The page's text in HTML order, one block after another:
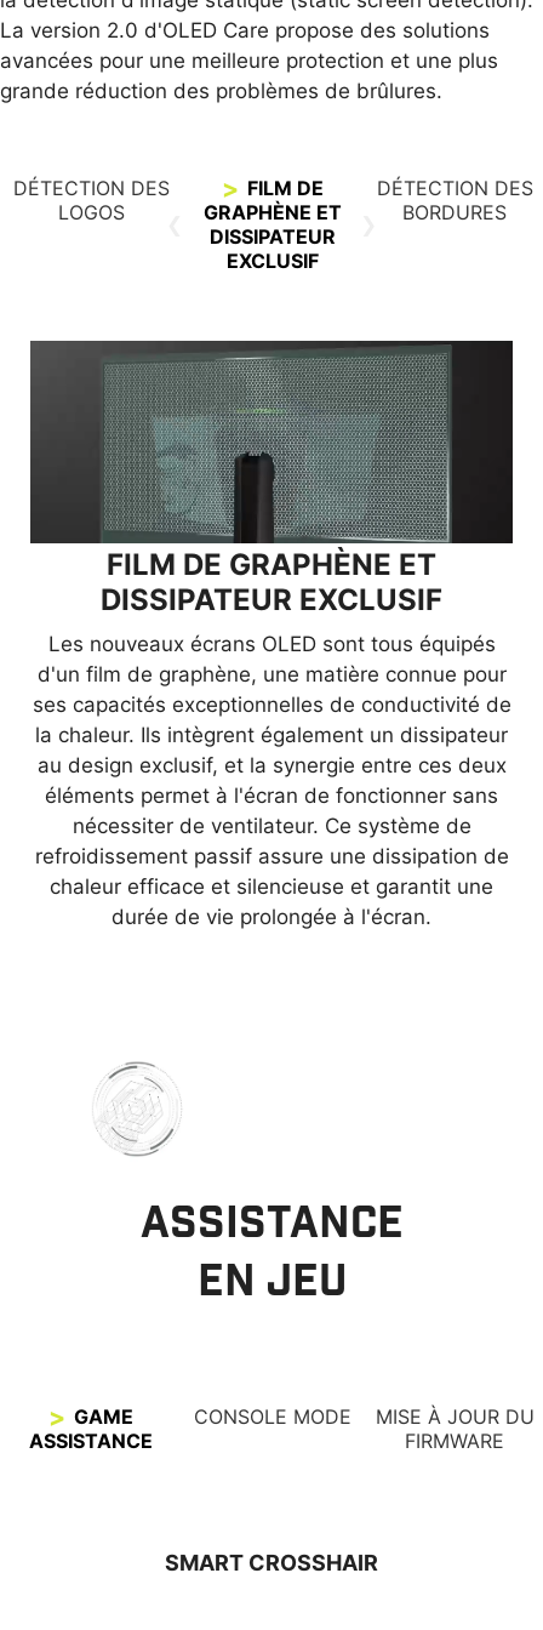
La version 2.0 d'OLED Care propose des solutions
avancées pour une meilleure protection et une plus
grande réduction des problèmes de brûlures.
DÉTECTION DES
LOGOS
FILM DE
GRAPHÈNE ET
DISSIPATEUR
EXCLUSIF
DÉTECTION DES
BORDURES
FILM DE GRAPHÈNE ET
DISSIPATEUR EXCLUSIF
Les nouveaux écrans OLED sont tous équipés
d'un film de graphène, une matière connue pour
ses capacités exceptionnelles de conductivité de
la chaleur. Ils intègrent également un dissipateur
au design exclusif, et la synergie entre ces deux
éléments permet à l'écran de fonctionner sans
nécessiter de ventilateur. Ce système de
refroidissement passif assure une dissipation de
chaleur efficace et silencieuse et garantit une
durée de vie prolongée à l'écran.
DÉTECTION DES BORDURES
Après un certain nombre de secondes, la
fonction de détection des bordures ajuste la
luminosité des bordures entre deux images ou
entre l'image et le fond d'écran afin d'éviter le
problème de brûlure de la dalle OLED.
DÉTECTION DE LA BARRE DES
TÂCHES
Lorsque la barre des tâches est détectée à
l'écran, la fonction scanne automatiquement sa
forme et réduit automatiquement sa luminosité
pour éviter le problème de brûlure de la dalle
OLED.
DÉTECTION DES LOGOS
Si le système détecte l'affichage d'imposants
logos statiques à l'écran, il scannera
automatiquement leur forme et leurs couleurs et
réduira ensuite leur luminosité pour éviter le
problème de brûlure de la dalle OLED.
ASSISTANCE
EN JEU
GAME
ASSISTANCE
CONSOLE MODE
MISE À JOUR DU
FIRMWARE
SMART CROSSHAIR
VRR